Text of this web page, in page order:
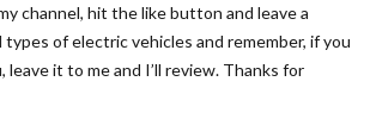
channel, hit the like button and leave a
of electric vehicles and remember, if you
leave it to me and I’ll review. Thanks for